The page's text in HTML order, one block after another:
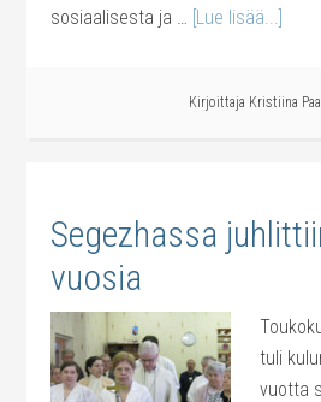
sosiaalisesta ja … [Lue lisää...]
Kirjoittaja Kristiina
Segezhassa
vuosia
tuli
vuotta